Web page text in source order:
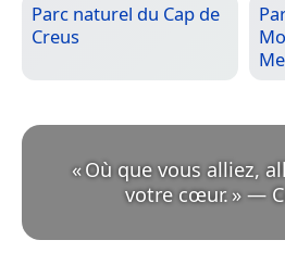
Parc naturel du Cap de
Creus
«Où que vous alliez,
votre cœur. » —